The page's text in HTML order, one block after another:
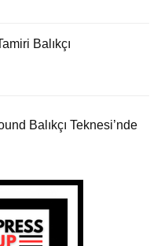
Balıkçı
Balıkçı Teknesi’nde